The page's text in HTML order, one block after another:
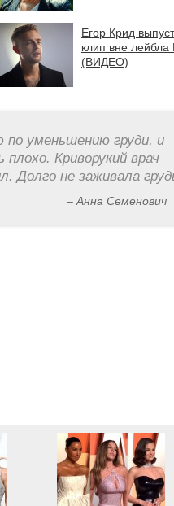
Егор Крид
клип вне лейбла
(ВИДЕО)
по уменьшению груди, и
плохо. Криворукий врач
Долго не заживала
– Анна Семенович